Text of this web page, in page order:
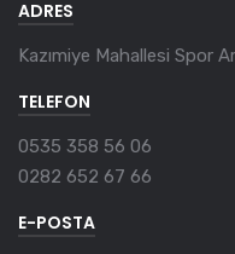
ADRES
Kazımiye Mahallesi Spor
TELEFON
0535 358 56 06
0282 652 67 66
E-POSTA